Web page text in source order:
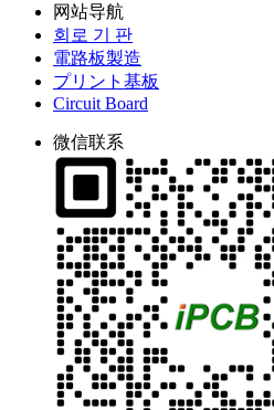
网站导航
회로 기 판
電路板製造
プリント基板
Circuit Board
微信联系